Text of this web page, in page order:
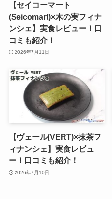
【セイコーマート
(Seicomart)×木の実フィナ
ンシェ】実食レビュー！口
コミも紹介！
2026年7月11日
【ヴェール(VERT)×抹茶フ
ィナンシェ】実食レビュ
ー！口コミも紹介！
2026年7月10日